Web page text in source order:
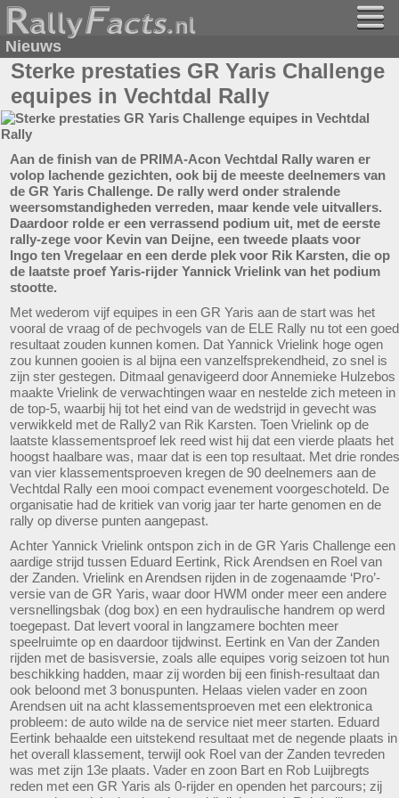
Nieuws
Sterke prestaties GR Yaris Challenge
equipes in Vechtdal Rally
Aan de finish van de PRIMA-Acon Vechtdal Rally waren er
volop lachende gezichten, ook bij de meeste deelnemers van
de GR Yaris Challenge. De rally werd onder stralende
weersomstandigheden verreden, maar kende vele uitvallers.
Daardoor rolde er een verrassend podium uit, met de eerste
rally-zege voor Kevin van Deijne, een tweede plaats voor
Ingo ten Vregelaar en een derde plek voor Rik Karsten, die op
de laatste proef Yaris-rijder Yannick Vrielink van het podium
stootte.
Met wederom vijf equipes in een GR Yaris aan de start was het
vooral de vraag of de pechvogels van de ELE Rally nu tot een goed
resultaat zouden kunnen komen. Dat Yannick Vrielink hoge ogen
zou kunnen gooien is al bijna een vanzelfsprekendheid, zo snel is
zijn ster gestegen. Ditmaal genavigeerd door Annemieke Hulzebos
maakte Vrielink de verwachtingen waar en nestelde zich meteen in
de top-5, waarbij hij tot het eind van de wedstrijd in gevecht was
verwikkeld met de Rally2 van Rik Karsten. Toen Vrielink op de
laatste klassementsproef lek reed wist hij dat een vierde plaats het
hoogst haalbare was, maar dat is een top resultaat. Met drie rondes
van vier klassementsproeven kregen de 90 deelnemers aan de
Vechtdal Rally een mooi compact evenement voorgeschoteld. De
organisatie had de kritiek van vorig jaar ter harte genomen en de
rally op diverse punten aangepast.
Achter Yannick Vrielink ontspon zich in de GR Yaris Challenge een
aardige strijd tussen Eduard Eertink, Rick Arendsen en Roel van
der Zanden. Vrielink en Arendsen rijden in de zogenaamde ‘Pro’-
versie van de GR Yaris, waar door HWM onder meer een andere
versnellingsbak (dog box) en een hydraulische handrem op werd
toegepast. Dat levert vooral in langzamere bochten meer
speelruimte op en daardoor tijdwinst. Eertink en Van der Zanden
rijden met de basisversie, zoals alle equipes vorig seizoen tot hun
beschikking hadden, maar zij worden bij een finish-resultaat dan
ook beloond met 3 bonuspunten. Helaas vielen vader en zoon
Arendsen uit na acht klassementsproeven met een elektronica
probleem: de auto wilde na de service niet meer starten. Eduard
Eertink behaalde een uitstekend resultaat met de negende plaats in
het overall klassement, terwijl ook Roel van der Zanden tevreden
was met zijn 13e plaats. Vader en zoon Bart en Rob Luijbregts
reden met een GR Yaris als 0-rijder en openden het parcours; zij